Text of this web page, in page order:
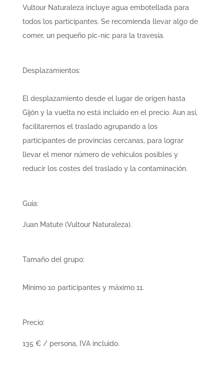
Vultour Naturaleza incluye agua embotellada para
todos los participantes. Se recomienda llevar algo de
comer, un pequeño pic-nic para la travesía.
Desplazamientos:
El desplazamiento desde el lugar de origen hasta
Gijón y la vuelta no está incluido en el precio. Aun así,
facilitaremos el traslado agrupando a los
participantes de provincias cercanas, para lograr
llevar el menor número de vehículos posibles y
reducir los costes del traslado y la contaminación.
Guía:
Juan Matute (Vultour Naturaleza).
Tamaño del grupo:
Mínimo 10 participantes y máximo 11.
Precio:
135 € / persona, IVA incluido.